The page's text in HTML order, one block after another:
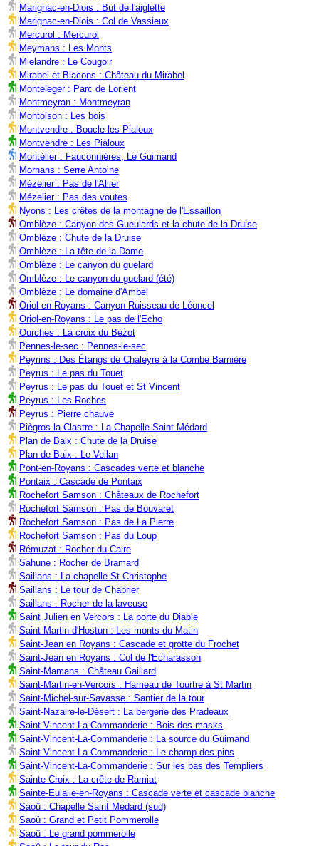
Marignac-en-Diois : But de l'aiglette
Marignac-en-Diois : Col de Vassieux
Mercurol : Mercurol
Meymans : Les Monts
Mielandre : Le Cougoir
Mirabel-et-Blacons : Château du Mirabel
Monteleger : Parc de Lorient
Montmeyran : Montmeyran
Montoison : Les bois
Montvendre : Boucle les Pialoux
Montvendre : Les Pialoux
Montélier : Fauconnières, Le Guimand
Mornans : Serre Antoine
Mézelier : Pas de l'Allier
Mézelier : Pas des voutes
Nyons : Les crêtes de la montagne de l'Essaillon
Omblèze : Canyon des Gueulards et la chute de la Druise
Omblèze : Chute de la Druise
Omblèze : La tête de la Dame
Omblèze : Le canyon du guelard
Omblèze : Le canyon du guelard (été)
Omblèze : Le domaine d'Ambel
Oriol-en-Royans : Canyon Ruisseau de Léoncel
Oriol-en-Royans : Le pas de l'Echo
Ourches : La croix du Bézot
Pennes-le-sec : Pennes-le-sec
Peyrins : Des Étangs de Chaleyre à la Combe Barnière
Peyrus : Le pas du Touet
Peyrus : Le pas du Touet et St Vincent
Peyrus : Les Roches
Peyrus : Pierre chauve
Piègros-la-Clastre : La Chapelle Saint-Médard
Plan de Baix : Chute de la Druise
Plan de Baix : Le Vellan
Pont-en-Royans : Cascades verte et blanche
Pontaix : Cascade de Pontaix
Rochefort Samson : Châteaux de Rochefort
Rochefort Samson : Pas de Bouvaret
Rochefort Samson : Pas de La Pierre
Rochefort Samson : Pas du Loup
Rémuzat : Rocher du Caire
Sahune : Rocher de Bramard
Saillans : La chapelle St Christophe
Saillans : Le tour de Chabrier
Saillans : Rocher de la laveuse
Saint Julien en Vercors : La porte du Diable
Saint Martin d'Hostun : Les monts du Matin
Saint-Jean en Royans : Cascade et grotte du Frochet
Saint-Jean en Royans : Col de l'Echarasson
Saint-Mamans : Château Gaillard
Saint-Martin-en-Vercors : Hameau de Tourtre à St Martin
Saint-Michel-sur-Savasse : Santier de la tour
Saint-Nazaire-le-Désert : La bergerie des Pradeaux
Saint-Vincent-La-Commanderie : Bois des masks
Saint-Vincent-La-Commanderie : La source du Guimand
Saint-Vincent-La-Commanderie : Le champ des pins
Saint-Vincent-La-Commanderie : Sur les pas des Templiers
Sainte-Croix : La crête de Ramiat
Sainte-Eulalie-en-Royans : Cascade verte et cascade blanche
Saoû : Chapelle Saint Médard (sud)
Saoû : Grand et Petit Pommerolle
Saoû : Le grand pommerolle